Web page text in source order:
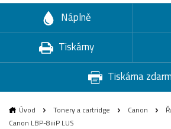
Náplně
Tiskárny
Tiskárna
Úvod Tonery a cartridge Canon
Canon LBP-8iiiP LUS